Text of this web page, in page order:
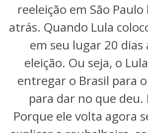
reeleição em São
atrás. Quando Lula
em seu lugar 20 dias
eleição. Ou seja, o
entregar o Brasil para
para dar no que deu.
Porque ele volta agora